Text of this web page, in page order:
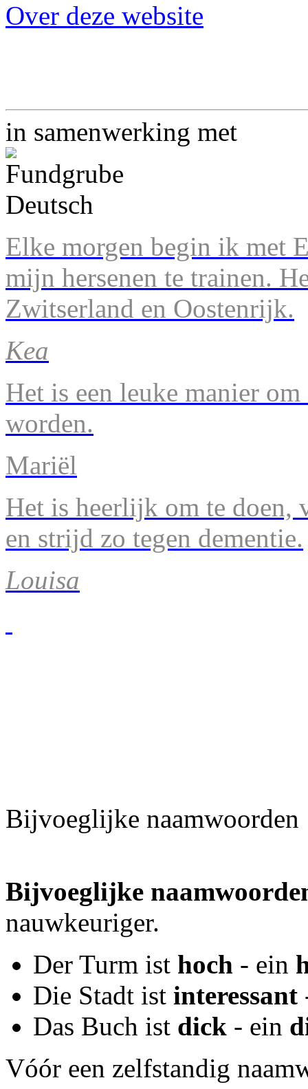
Over deze website
in samenwerking met
Elke morgen begin ik met
mijn hersenen te trainen.
Zwitserland en Oostenrijk.
Kea
Het is een leuke manier
worden.
Mariël
Het is heerlijk om te doen,
en strijd zo tegen dementie.
Louisa
Bijvoeglijke naamwoorden
Bijvoeglijke
nauwkeuriger.
Der Turm ist hoch - ein
Die Stadt ist interessant
Das Buch ist dick - ein
Vóór een zelfstandig